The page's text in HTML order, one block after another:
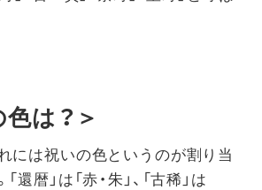
は？＞
には祝いの色というのが割り当
還暦」は「赤・朱」、「古稀」は